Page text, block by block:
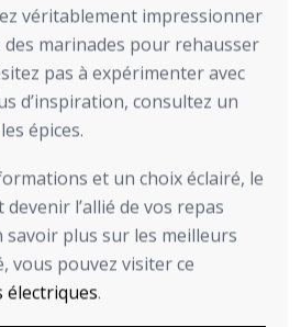
véritablement impressionner
des marinades pour rehausser
pas à expérimenter avec
d’inspiration, consultez un
épices.
et un choix éclairé, le
l’allié de vos repas
savoir plus sur les meilleurs
vous pouvez visiter ce
électriques.